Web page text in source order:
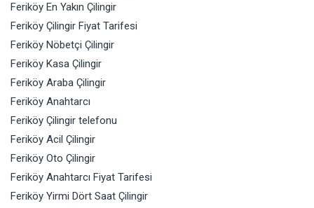
Feriköy En Yakın Çilingir
Feriköy Çilingir Fiyat Tarifesi
Feriköy Nöbetçi Çilingir
Feriköy Kasa Çilingir
Feriköy Araba Çilingir
Feriköy Anahtarcı
Feriköy Çilingir telefonu
Feriköy Acil Çilingir
Feriköy Oto Çilingir
Feriköy Anahtarcı Fiyat Tarifesi
Feriköy Yirmi Dört Saat Çilingir